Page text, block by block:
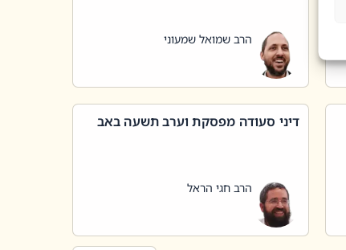
הרב שמואל שמעוני
דיני סעודה מפסקת וערב תשעה באב
הרב חגי הראל